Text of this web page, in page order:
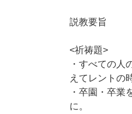
説教要旨
<祈祷題>
・すべての人
えてレントの
・卒園・卒業
に。